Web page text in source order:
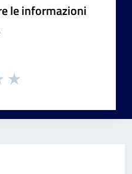
le informazioni